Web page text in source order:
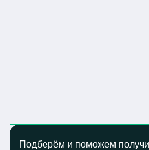
Подберём и поможем